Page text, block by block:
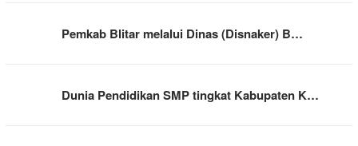
Pemkab Blitar melalui Dinas (Disnaker) B…
Dunia Pendidikan SMP tingkat Kabupaten K…